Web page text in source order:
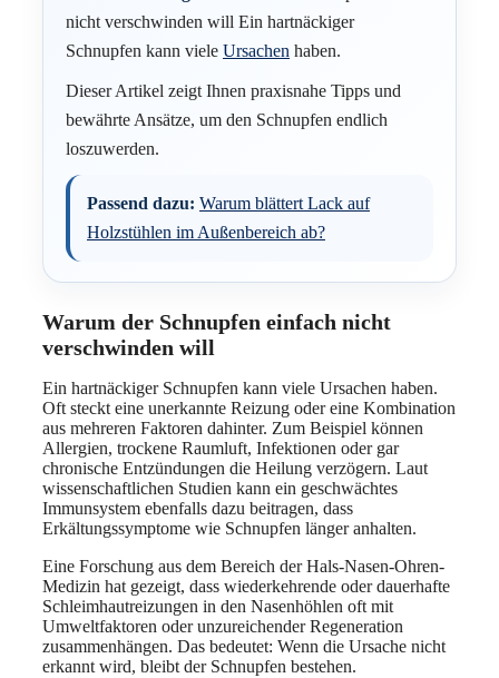
nicht verschwinden will Ein hartnäckiger
Schnupfen kann viele Ursachen haben.
Dieser Artikel zeigt Ihnen praxisnahe Tipps und
bewährte Ansätze, um den Schnupfen endlich
loszuwerden.
Passend dazu: Warum blättert Lack auf
Holzstühlen im Außenbereich ab?
Warum der Schnupfen einfach nicht
verschwinden will
Ein hartnäckiger Schnupfen kann viele Ursachen haben.
Oft steckt eine unerkannte Reizung oder eine Kombination
aus mehreren Faktoren dahinter. Zum Beispiel können
Allergien, trockene Raumluft, Infektionen oder gar
chronische Entzündungen die Heilung verzögern. Laut
wissenschaftlichen Studien kann ein geschwächtes
Immunsystem ebenfalls dazu beitragen, dass
Erkältungssymptome wie Schnupfen länger anhalten.
Eine Forschung aus dem Bereich der Hals-Nasen-Ohren-
Medizin hat gezeigt, dass wiederkehrende oder dauerhafte
Schleimhautreizungen in den Nasenhöhlen oft mit
Umweltfaktoren oder unzureichender Regeneration
zusammenhängen. Das bedeutet: Wenn die Ursache nicht
erkannt wird, bleibt der Schnupfen bestehen.